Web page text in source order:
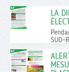
LA
SUD-